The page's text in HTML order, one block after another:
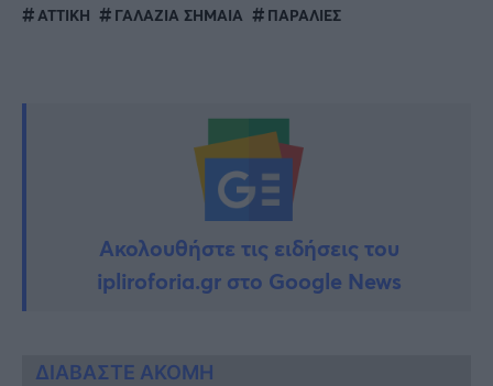
ΑΤΤΙΚΗ ΓΑΛΑΖΙΑ ΣΗΜΑΙΑ ΠΑΡΑΛΙΕΣ
Ακολουθήστε τις ειδήσεις του
ipliroforia.gr στο Google News
ΔΙΑΒΑΣΤΕ ΑΚΟΜΗ